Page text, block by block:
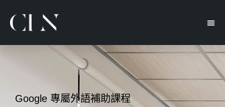
Google 專屬外語補助課程